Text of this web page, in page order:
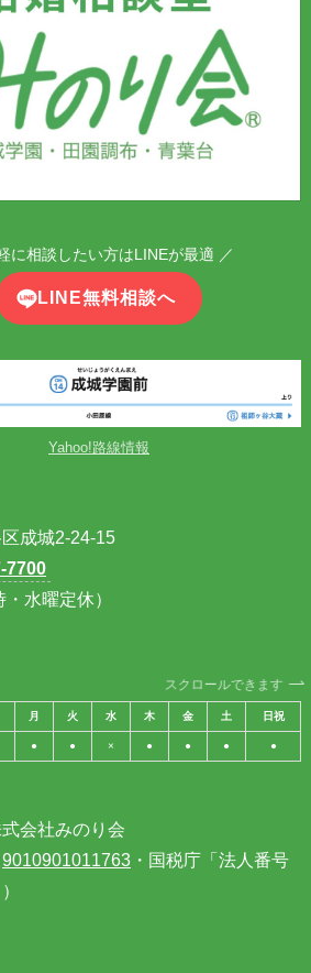
に相談したい方はLINEが最適 ／
LINE無料相談へ
Yahoo!路線情報
成城2-24-15
7700
・水曜定休）
スクロールできます
月 火 水 木 金 土 日祝
● ● × ● ● ● ●
会社みのり会
9010901011763 ・国税庁「法人番号